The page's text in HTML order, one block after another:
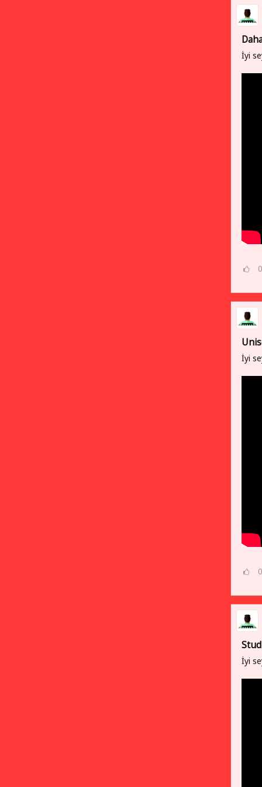
İyi
0
İyi
0
İyi